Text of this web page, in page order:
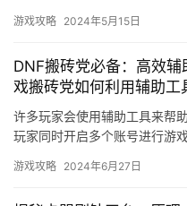
游戏攻略 2024年5月15日
DNF搬砖党必备：高效
戏搬砖党如何利用辅助工
许多玩家会使用辅助工具来帮
玩家同时开启多个账号进行游
游戏攻略 2024年6月27日